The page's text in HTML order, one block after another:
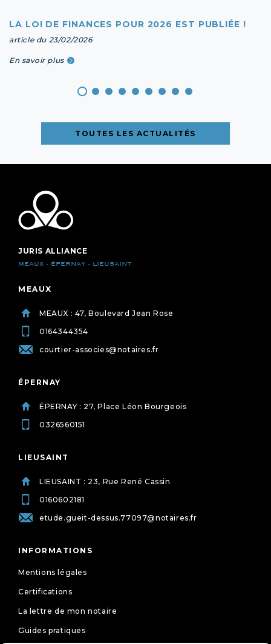
LA LOI DE FINANCES POUR 2026 EST PUBLIÉE !
article du 23/02/2026
En savoir plus
TOUTES LES ACTUALITÉS
JURIS ALLIANCE
MEAUX - ÉPERNAY - LIEUSAINT
MEAUX
MEAUX : 47, Boulevard Jean Rose
0164344354
courtier-associes@notaires.fr
ÉPERNAY
ÉPERNAY : 27, Place Léon Bourgeois
0326560151
LIEUSAINT
LIEUSAINT : 23, Rue René Cassin
0160602181
etude.gueit-dessus.77097@notaires.fr
INFORMATIONS
Mentions légales
Certifications
La lettre de mon notaire
Guides pratiques